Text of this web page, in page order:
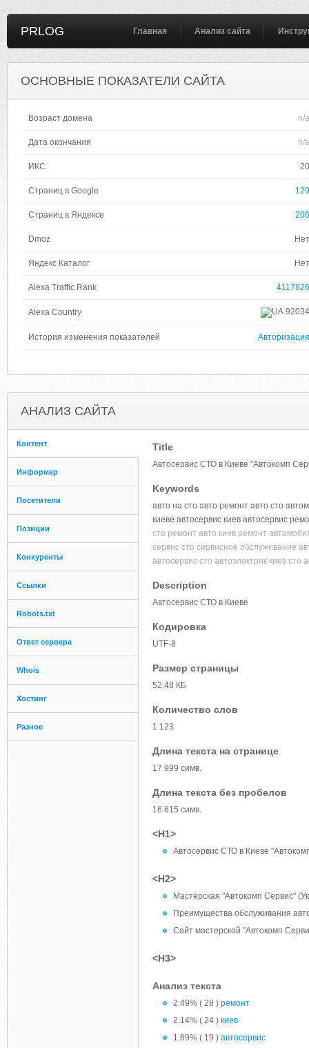
PRLOG Главная Анализ сайта
ОСНОВНЫЕ ПОКАЗАТЕЛИ САЙТА
Возраст домена n/a
Дата окончания n/a
ИКС 20
Страниц в Google 129
Страниц в Яндексе 206
Dmoz Нет
Яндекс Каталог Нет
Alexa Traffic Rank 4117826
Alexa Country 92034
История изменения показателей Авторизация
АНАЛИЗ САЙТА
Контент
Информер
Посетители
Позиции
Конкуренты
Ссылки
Robots.txt
Ответ сервера
Whois
Хостинг
Разное
Title
Автосервис СТО в Киеве "Автокомп
Keywords
авто на сто авто ремонт авто сто
киеве автосервис киев автосервис
сто ремонт авто киев ремонт
сервис сто сервисное обслуживание
автосервис сто автоэлектрик киев сто
Description
Автосервис СТО в Киеве
Кодировка
UTF-8
Размер страницы
52.48 КБ
Количество слов
1 123
Длина текста на странице
17 999 симв.
Длина текста без пробелов
16 615 симв.
<H1>
Автосервис СТО в Киеве
<H2>
Мастерская "Автокомп Сервис"
Преимущества обслуживания
Сайт мастерской "Автокомп
<H3>
Анализ текста
2.49% ( 28 ) ремонт
2.14% ( 24 ) киев
1.69% ( 19 ) автосервис